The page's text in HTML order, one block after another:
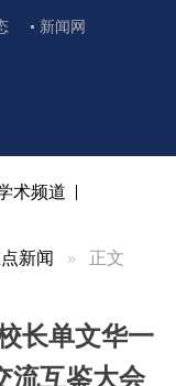
新闻网
术频道
新闻 正文
长单文华一
流互鉴大会